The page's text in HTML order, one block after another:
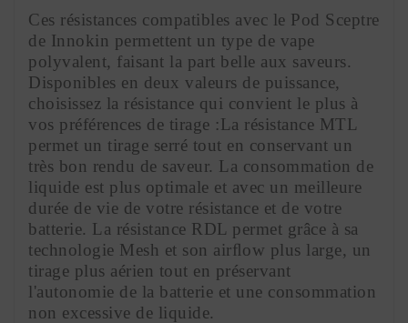
Ces résistances compatibles avec le Pod Sceptre
de Innokin permettent un type de vape
polyvalent, faisant la part belle aux saveurs.
Disponibles en deux valeurs de puissance,
choisissez la résistance qui convient le plus à
vos préférences de tirage :La résistance MTL
permet un tirage serré tout en conservant un
très bon rendu de saveur. La consommation de
liquide est plus optimale et avec un meilleure
durée de vie de votre résistance et de votre
batterie. La résistance RDL permet grâce à sa
technologie Mesh et son airﬂow plus large, un
tirage plus aérien tout en préservant
l'autonomie de la batterie et une consommation
non excessive de liquide.